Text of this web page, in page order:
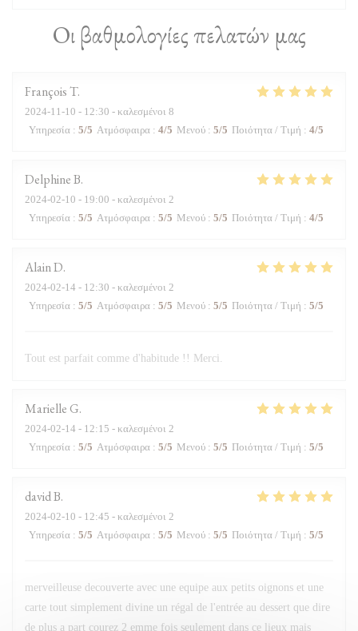
Οι βαθμολογίες πελατών μας
FrançoisT
2024-11-10 - 12:30 - καλεσμένοι 8
Υπηρεσία : 5/5 Ατμόσφαιρα : 4/5 Μενού : 5/5 Ποιότητα / Τιμή : 4/5
DelphineB
2024-02-10 - 19:00 - καλεσμένοι 2
Υπηρεσία : 5/5 Ατμόσφαιρα : 5/5 Μενού : 5/5 Ποιότητα / Τιμή : 4/5
AlainD
2024-02-14 - 12:30 - καλεσμένοι 2
Υπηρεσία : 5/5 Ατμόσφαιρα : 5/5 Μενού : 5/5 Ποιότητα / Τιμή : 5/5
Tout est parfait comme d'habitude !! Merci.
MarielleG
2024-02-14 - 12:15 - καλεσμένοι 2
Υπηρεσία : 5/5 Ατμόσφαιρα : 5/5 Μενού : 5/5 Ποιότητα / Τιμή : 5/5
davidB
2024-02-10 - 12:45 - καλεσμένοι 2
Υπηρεσία : 5/5 Ατμόσφαιρα : 5/5 Μενού : 5/5 Ποιότητα / Τιμή : 5/5
merveilleuse decouverte avec une equipe aux petits oignons et une
carte tout simplement divine un régal de l'entrée au dessert que dire
de plus a part courez 2 emme fois seulement dans ce lieux mais